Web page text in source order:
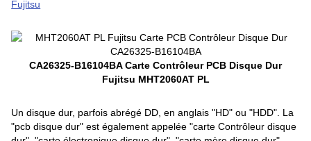
Fujitsu
CA26325-B16104BA Carte Contrôleur PCB Disque Dur
Fujitsu MHT2060AT PL
Un disque dur, parfois abrégé DD, en anglais "HD" ou "HDD". La
"pcb disque dur" est également appelée "carte Contrôleur disque